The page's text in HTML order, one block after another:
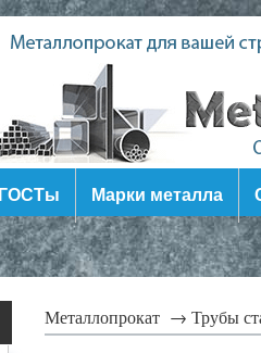
ГОСТы Марки металла
Металлопрокат → Трубы